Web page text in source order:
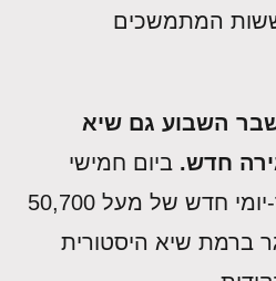
המתמשכים
השבוע גם שיא
חדש. ביום חמישי
המדד הגיע לשיא תוך-יומי חדש של מעל 50,700
ברמת שיא היסטורית